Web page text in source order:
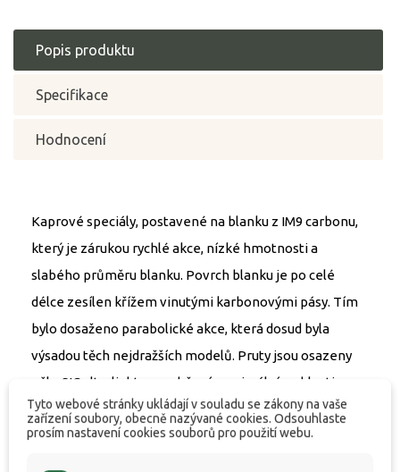
Popis produktu
Specifikace
Hodnocení
Kaprové speciály, postavené na blanku z IM9 carbonu,
který je zárukou rychlé akce, nízké hmotnosti a
slabého průměru blanku. Povrch blanku je po celé
délce zesílen křížem vinutými karbonovými pásy. Tím
bylo dosaženo parabolické akce, která dosud byla
výsadou těch nejdražších modelů. Pruty jsou osazeny
očky SIC ultralight pro udržení maximální rychlosti
špičky prutu a odlehčeným celokovovým sedlem s
možností uchycení navijáku v různých vzdálenostech
Tyto webové stránky ukládají v souladu se zákony na vaše
zařízení soubory, obecně nazývané cookies. Odsouhlaste
prosím nastavení cookies souborů pro použití webu.